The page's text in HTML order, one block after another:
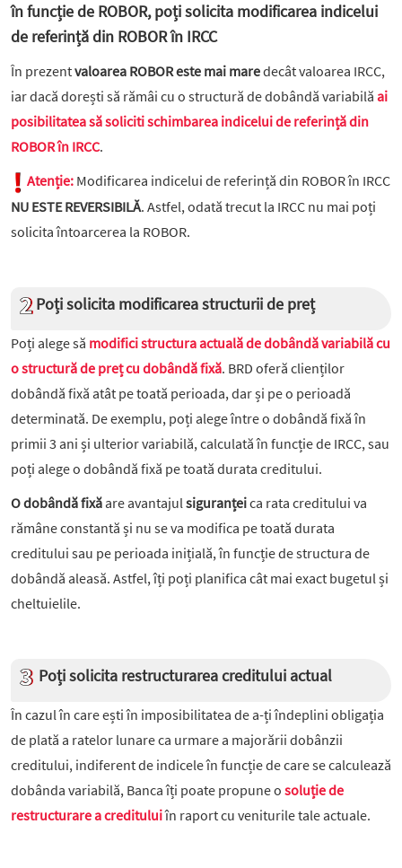
în funcție de ROBOR, poți solicita modificarea indicelui
de referință din ROBOR în IRCC
În prezentvaloarea ROBOR este mai maredecât valoarea IRCC,
iar dacă dorești să rămâi cu o structură de dobândă variabilă ai
posibilitatea să soliciti schimbarea indicelui de referință din
ROBOR în IRCC.
Atenție: Modificarea indicelui de referință din ROBOR în IRCC
NU ESTE REVERSIBILĂ. Astfel, odată trecut la IRCC nu mai poți
solicita întoarcerea la ROBOR.
Poți solicita modificarea structurii de preț
Poți alege să modifici structura actuală de dobândă variabilă cu
o structură de preț cu dobândă fixă. BRD oferă clienților
dobândă fixă atât pe toată perioada, dar și pe o perioadă
determinată. De exemplu, poți alege între o dobândă fixă în
primii 3 ani și ulterior variabilă, calculată în funcție de IRCC, sau
poți alege o dobândă fixă pe toată durata creditului.
O dobândă fixăare avantajul siguranțeica rata creditului va
rămâne constantă și nu se va modifica pe toată durata
creditului sau pe perioada inițială, în funcție de structura de
dobândă aleasă. Astfel, îți poți planifica cât mai exact bugetul și
cheltuielile.
Poți solicita restructurarea creditului actual
În cazul în care ești în imposibilitatea de a-ți îndeplini obligația
de plată a ratelor lunare ca urmare a majorării dobânzii
creditului, indiferent de indicele în funcție de care se calculează
dobânda variabilă, Banca îți poate propune o soluție de
restructurare a credituluiîn raport cu veniturile tale actuale.